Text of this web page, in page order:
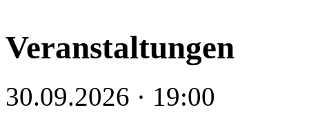
Veranstaltungen
30.09.2026 · 19:00